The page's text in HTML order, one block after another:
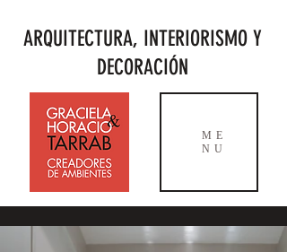
ARQUITECTURA, INTERIORISMO Y
DECORACIÓN
ME
NU